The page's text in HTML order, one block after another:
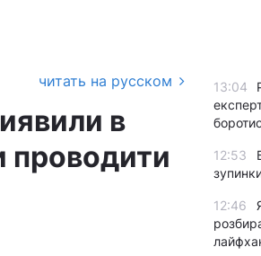
читать на русском
в
проводити
13:04
12:53
12:46